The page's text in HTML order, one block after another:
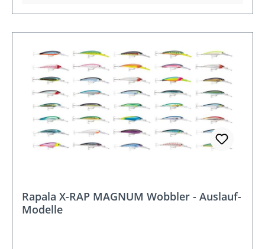
Rapala X-RAP MAGNUM Wobbler - Auslauf-
Modelle